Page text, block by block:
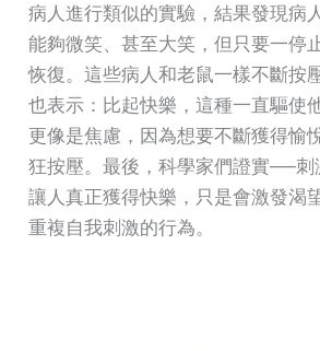
病人進行類似的實驗，結果發現病
能夠微笑、甚至大笑，但只要一停
恢復。這些病人和老鼠一樣不斷按
也表示：比起快樂，這種一直驅使
更像是焦慮，因為想要不斷獲得愉
狂按壓。最後，科學家們證實──刺
讓人真正獲得快樂，只是會激發渴
重複自我刺激的行為。